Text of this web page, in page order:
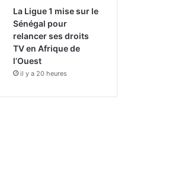
La Ligue 1 mise sur le
Sénégal pour
relancer ses droits
TV en Afrique de
l’Ouest
il y a 20 heures